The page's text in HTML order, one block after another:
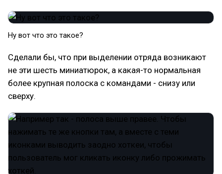
Ну вот что это такое?
Сделали бы, что при выделении отряда возникают
не эти шесть миниатюрок, а какая-то нормальная
более крупная полоска с командами - снизу или
сверху.